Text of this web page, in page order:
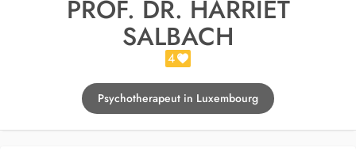
PROF. DR. HARRIET
SALBACH
4
Psychotherapeut in Luxembourg